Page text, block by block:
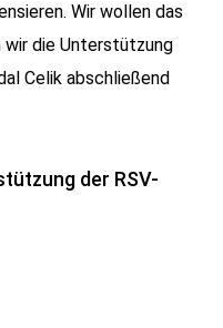
Wir wollen das
wir die Unterstützung
Celik abschließend
der RSV-